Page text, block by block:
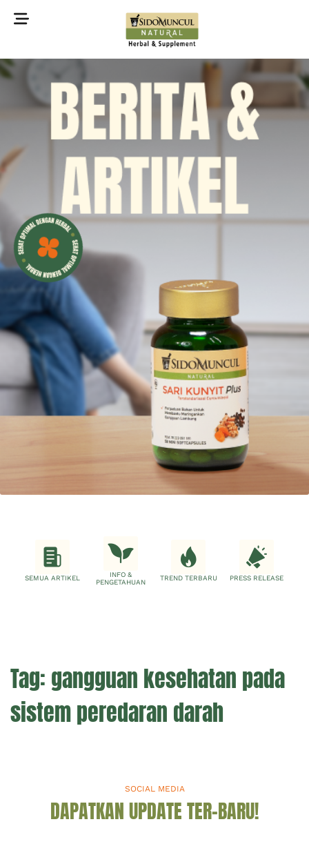
©2022 Sidomuncul Natural All right reserved
SEMUA ARTIKEL
INFO &
PENGETAHUAN
TREND TERBARU PRESS RELEASE
Tag: gangguan kesehatan pada
sistem peredaran darah
SOCIAL MEDIA
DAPATKAN UPDATE TER-BARU!